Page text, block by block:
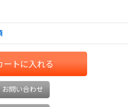
ートに入れる
お問い合わせ